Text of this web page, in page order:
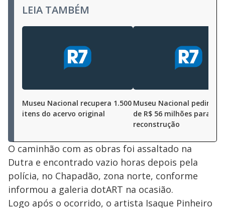
LEIA TAMBÉM
Museu Nacional recupera 1.500
itens do acervo original
Museu Nacional pedirá
de R$ 56 milhões para
reconstrução
O caminhão com as obras foi assaltado na
Dutra e encontrado vazio horas depois pela
polícia, no Chapadão, zona norte, conforme
informou a galeria dotART na ocasião.
Logo após o ocorrido, o artista Isaque Pinheiro